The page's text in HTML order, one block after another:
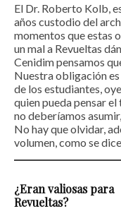
El Dr. Roberto Kolb,
años custodio del
momentos que estas
un mal a Revueltas
Cenidim pensamos
Nuestra obligación
de los estudiantes,
quien pueda pensar
no deberíamos
No hay que olvidar,
volumen, como se
¿Eran valiosas para
Revueltas?